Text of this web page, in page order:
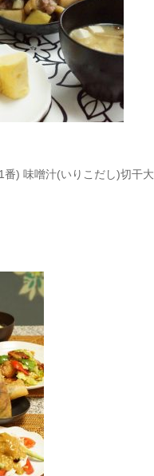
番) 味噌汁(いりこだし)切干